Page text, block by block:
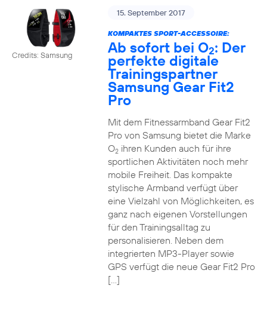
Credits: Samsung
15. September 2017
KOMPAKTES SPORT-ACCESSOIRE:
Ab sofort bei O2: Der
perfekte digitale
Trainingspartner
Samsung Gear Fit2
Pro
Mit dem Fitnessarmband Gear Fit2
Pro von Samsung bietet die Marke
O2ihren Kunden auch für ihre
sportlichen Aktivitäten noch mehr
mobile Freiheit. Das kompakte
stylische Armband verfügt über
eine Vielzahl von Möglichkeiten, es
ganz nach eigenen Vorstellungen
für den Trainingsalltag zu
personalisieren. Neben dem
integrierten MP3-Player sowie
GPS verfügt die neue Gear Fit2 Pro
[…]